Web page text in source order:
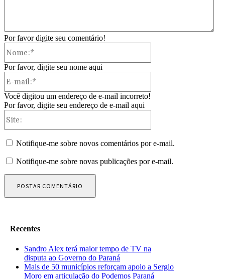
Por favor digite seu comentário!
Por favor, digite seu nome aqui
Você digitou um endereço de e-mail incorreto!
Por favor, digite seu endereço de e-mail aqui
Notifique-me sobre novos comentários por e-mail.
Notifique-me sobre novas publicações por e-mail.
Recentes
Sandro Alex terá maior tempo de TV na
disputa ao Governo do Paraná
Mais de 50 municípios reforçam apoio a Sergio
Moro em articulação do Podemos Paraná